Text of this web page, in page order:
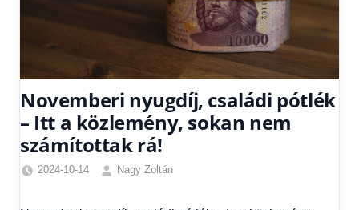
Novemberi nyugdíj, családi pótlék
– Itt a közlemény, sokan nem
számítottak rá!
2024-10-14
Nagy Zoltán